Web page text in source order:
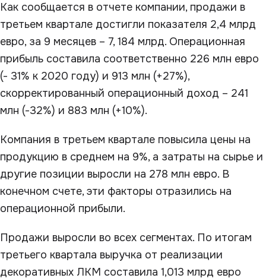
Как сообщается в отчете компании, продажи в
третьем квартале достигли показателя 2,4 млрд
евро, за 9 месяцев – 7, 184 млрд. Операционная
прибыль составила соответственно 226 млн евро
(- 31% к 2020 году) и 913 млн (+27%),
скорректированный операционный доход – 241
млн (-32%) и 883 млн (+10%).
Компания в третьем квартале повысила цены на
продукцию в среднем на 9%, а затраты на сырье и
другие позиции выросли на 278 млн евро. В
конечном счете, эти факторы отразились на
операционной прибыли.
Продажи выросли во всех сегментах. По итогам
третьего квартала выручка от реализации
декоративных ЛКМ составила 1,013 млрд евро